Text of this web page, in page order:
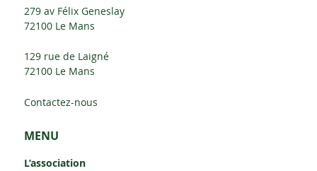
279 av Félix Geneslay
72100 Le Mans
129 rue de Laigné
72100 Le Mans
Contactez-nous
MENU
L’association